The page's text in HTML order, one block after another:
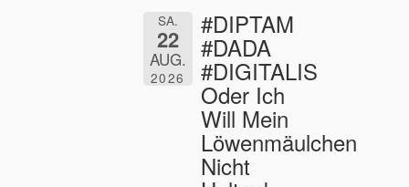
SA.
22
AUG.
2026
#DIPTAM
#DADA
#DIGITALIS
Oder Ich
Will Mein
Löwenmäulchen
Nicht